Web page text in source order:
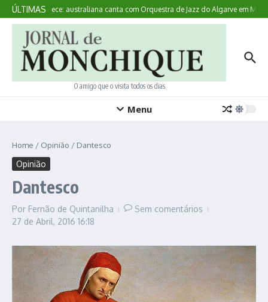
Ir para o conteúdo
ÚLTIMAS
Aqui Acontece: australiana canta com Orquestra de Jazz do Algarve em
O amigo que o visita todos os dias
Menu
Home / Opinião / Dantesco
Opinião
Dantesco
Por Fernão de Quintanilha
Sem comentários
27 de Abril, 2016 16:18